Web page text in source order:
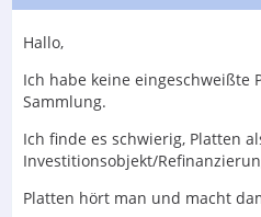
Hallo,
Ich habe keine eingeschweißte
Sammlung.
Ich finde es schwierig, Platten
Investitionsobjekt/
Platten hört man und macht